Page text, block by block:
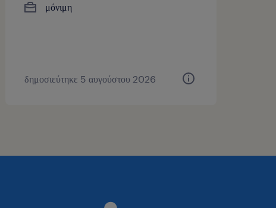
μόνιμη
δημοσιεύτηκε 5 αυγούστου 2026